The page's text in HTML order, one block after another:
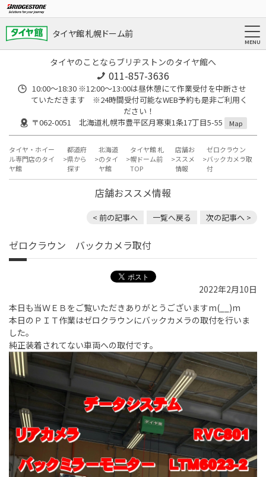
タイヤ館 札幌ドーム前
タイヤのことならブリヂストンのタイヤ館へ
011-857-3636
10:00～18:30 ※12:00～13:00は昼休憩にて作業受付を中断させ
ていただきます ※24時間受付可能なWEB予約も是非ご利用く
ださい！
〒062-0051 北海道札幌市豊平区月寒東1条17丁目5-55
Map
タイヤ・ホイー
ル専門店のタイ
ヤ館
都道府
県から
探す
北海道
のタイ
ヤ館
タイヤ館 札
幌ドーム前
TOP
店舗お
ススメ
情報
ゼロクラウン
バックカメラ取
付
店舗おススメ情報
< 前の記事へ 一覧へ戻る 次の記事へ >
ゼロクラウン バックカメラ取付
2022年2月10日
本日も当ＷＥＢをご覧いただきありがとうございますm(__)m
本日のＰＩＴ作業はゼロクラウンにバックカメラの取付を行いま
した。
純正装着されてない車両への取付です。